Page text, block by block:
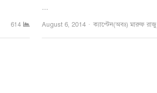
614
…
August 6, 2014 Author
ক্যাপ্টেন(অবঃ) মারুফ রাজু